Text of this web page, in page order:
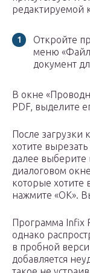
редактируемой
Откройте
меню
документ
В окне
PDF, выделите
После загрузки
хотите
далее выберите
диалоговом
которые хотите
нажмите «ОК».
Программа Infix
однако
в пробной
добавляется